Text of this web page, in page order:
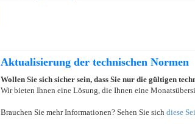
Aktualisierung der technischen Normen
Wollen Sie sich sicher sein, dass Sie nur die gültigen
Wir bieten Ihnen eine Lösung, die Ihnen eine
Brauchen Sie mehr Informationen? Sehen Sie sich diese